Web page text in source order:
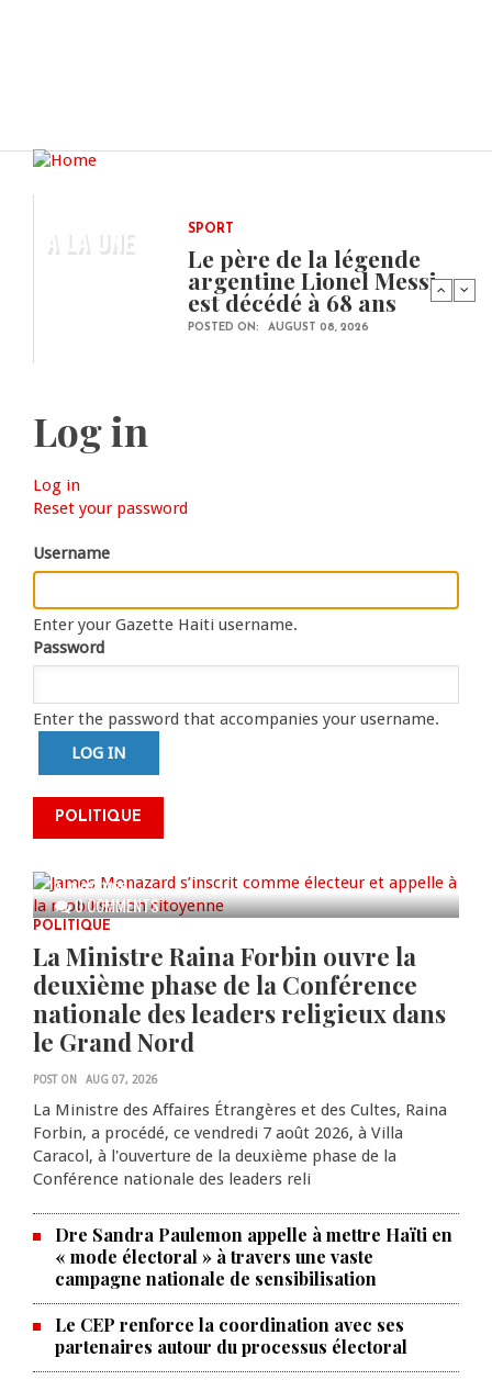
A LA UNE SPORT
Le père de la légende
argentine Lionel Messi
est décédé à 68 ans
POSTED ON: AUGUST 08, 2026
Log in
Primary
tabs
Log in
tab)
Reset your password
Username
Enter your Gazette Haiti username.
Password
Enter the password that accompanies your username.
POLITIQUE
0 COMMENTS
James Monazard s’inscrit comme
électeur et appelle à la
AUG 07, 2026
POLITIQUE
La Ministre Raina Forbin ouvre la
deuxième phase de la Conférence
nationale des leaders religieux dans
le Grand Nord
POST ON AUG 07, 2026
La Ministre des Affaires Étrangères et des Cultes, Raina
Forbin, a procédé, ce vendredi 7 août 2026, à Villa
Caracol, à l'ouverture de la deuxième phase de la
Conférence nationale des leaders reli
Dre Sandra Paulemon appelle à mettre Haïti en
« mode électoral » à travers une vaste
campagne nationale de sensibilisation
Le CEP renforce la coordination avec ses
partenaires autour du processus électoral